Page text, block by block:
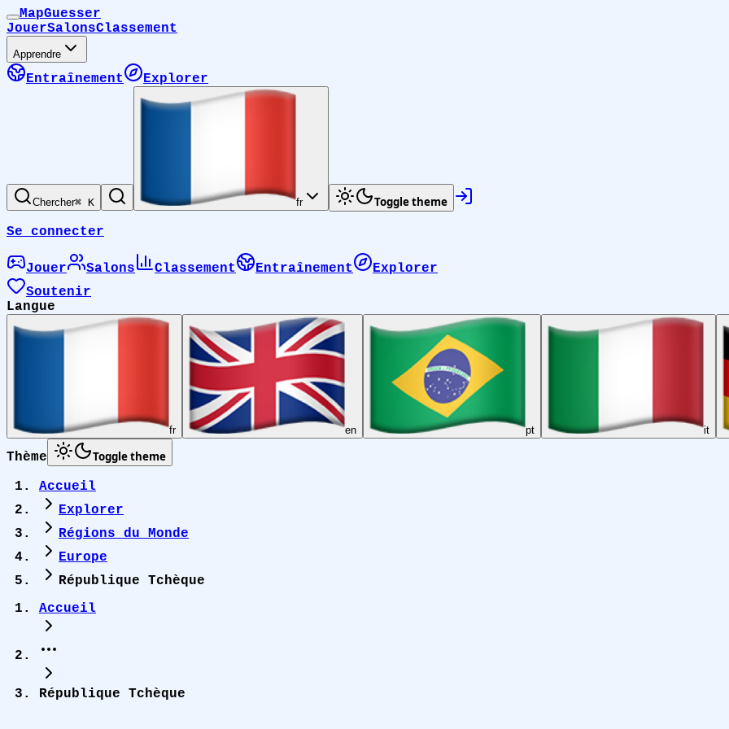
MapGuesser
JouerSalonsClassement
Apprendre
Entraînement Explorer
Chercher⌘ K fr Toggle theme
Se connecter
Jouer Salons Classement Entraînement
Explorer
Soutenir
Langue
fr en pt it
Thème Toggle theme
Accueil
Explorer
Régions du Monde
Europe
République Tchèque
Accueil
République Tchèque